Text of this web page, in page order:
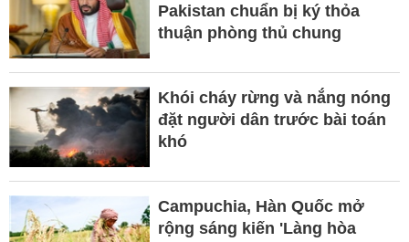
Pakistan chuẩn bị ký thỏa
thuận phòng thủ chung
Khói cháy rừng và nắng nóng
đặt người dân trước bài toán
khó
Campuchia, Hàn Quốc mở
rộng sáng kiến 'Làng hòa